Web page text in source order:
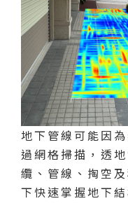
地下管線可能因
過網格掃描，透
纜、管線、掏空
下快速掌握地下結